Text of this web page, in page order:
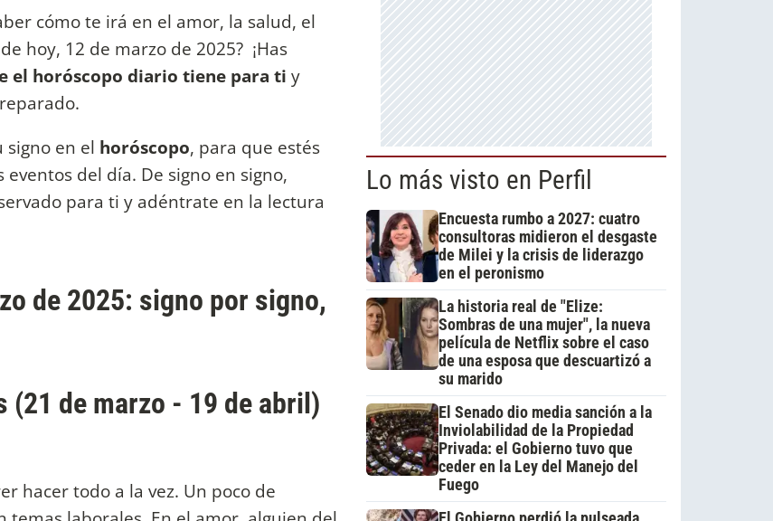
cómo te irá en el amor, la salud, el
hoy, 12 de marzo de 2025? ¡Has
el horóscopo diario tiene para ti y
en el horóscopo, para que estés
del día. De signo en signo,
para ti y adéntrate en la lectura
de 2025: signo por signo,
(21 de marzo - 19 de abril)
hacer todo a la vez. Un poco de
Lo más visto en Perfil
Encuesta rumbo a 2027: cuatro
consultoras midieron el desgaste
de Milei y la crisis de liderazgo
en el peronismo
La historia real de "Elize:
Sombras de una mujer", la nueva
película de Netflix sobre el caso
de una esposa que descuartizó a
su marido
El Senado dio media sanción a la
Inviolabilidad de la Propiedad
Privada: el Gobierno tuvo que
ceder en la Ley del Manejo del
Fuego